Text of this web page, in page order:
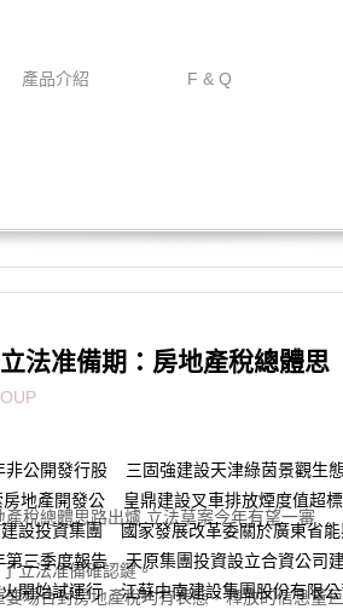
產品介紹 F & Q
法准備期：房地產稅總體思
非公開發行股
三固強建設天津綠茵景觀生
地產開發公
皇鼎建設叉車排放煙度值超
設投資集團
國家發展改革委關於廣東省
第三季度報告
天原集團投資設立合資公司
開始試運行
江蘇中南建設集團股份有限
稅總體思路出爐 立法草案今年有望一審
立法准備確認鍵。
合對房地產稅均有表態，釋放的信息量